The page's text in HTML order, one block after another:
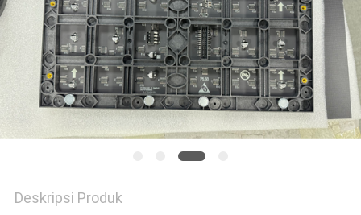
Deskripsi Produk